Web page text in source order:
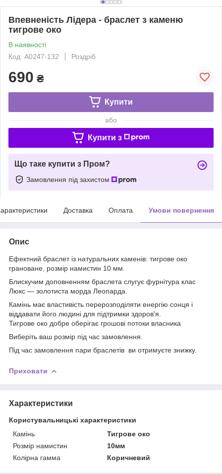
Впевненість Лідера - браслет з каменю
тигрове око
В наявності
Код: A0247-132
Роздріб
690 ₴
Купити
або
Купити з
Що таке купити з Пром?
Замовлення під захистом
Доставка Оплата Умови повернення
Опис
Ефектний браслет із натуральних каменів: тигрове око
грановане, розмір намистин 10 мм.
Блискучим доповненням браслета слугує фурнітура клас
Люкс — золотиста морда Леопарда.
Камінь має властивість перерозподіляти енергію сонця і
віддавати його людині для підтримки здоров'я.
Тигрове око добре оберігає грошові потоки власника
Виберіть ваш розмір під час замовлення.
Під час замовлення пари браслетів ви отримуєте знижку.
Приховати
Характеристики
Користувальницькі характеристики
Камінь
Тигрове око
Розмір намистин
10мм
Колірна гамма
Коричневий